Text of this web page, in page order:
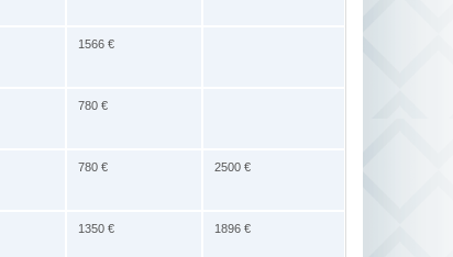
1566 €
780 €
780 € 2500 €
1350 € 1896 €